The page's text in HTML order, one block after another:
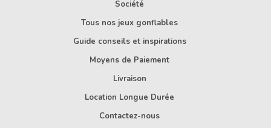
Société
Tous nos jeux gonflables
Guide conseils et inspirations
Moyens de Paiement
Livraison
Location Longue Durée
Contactez-nous